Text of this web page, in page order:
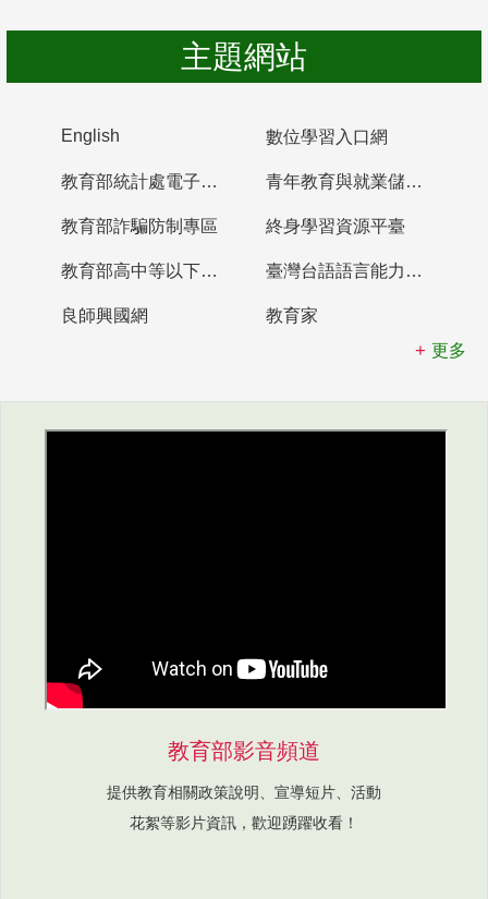
主題網站
English 數位學習入口網
教育部統計處電子書櫃 青年教育與就業儲蓄帳戶
教育部詐騙防制專區 終身學習資源平臺
教育部高中等以下學校及幼兒園教師資格檢定考試 臺灣台語語言能力認證網站
良師興國網
教育家
更多
教育部影音頻道
提供教育相關政策說明、宣導短片、活動
花絮等影片資訊，歡迎踴躍收看！